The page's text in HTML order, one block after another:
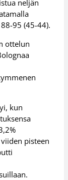
neljän
95 (45-44).
ottelun
kun
pisteen